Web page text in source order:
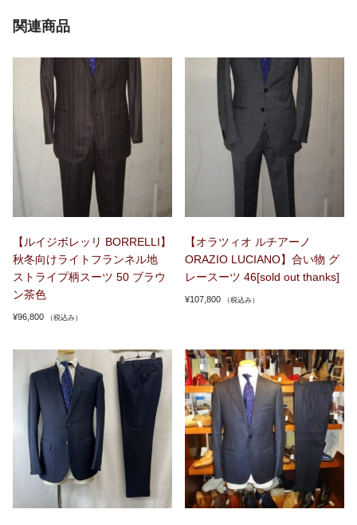
関連商品
【ルイジボレッリ BORRELLI】
秋冬向けライトフランネル地
ストライプ柄スーツ 50 ブラウ
ン茶色
¥96,800 （税込み）
【オラツィオ ルチアーノ
ORAZIO LUCIANO】合い物 グ
レースーツ 46[sold out thanks]
¥107,800 （税込み）